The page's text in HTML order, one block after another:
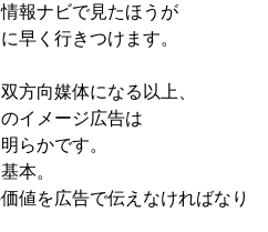
報ナビで見たほうが
早く行きつけます。
方向媒体になる以上、
イメージ広告は
らかです。
本。
値を広告で伝えなければなり